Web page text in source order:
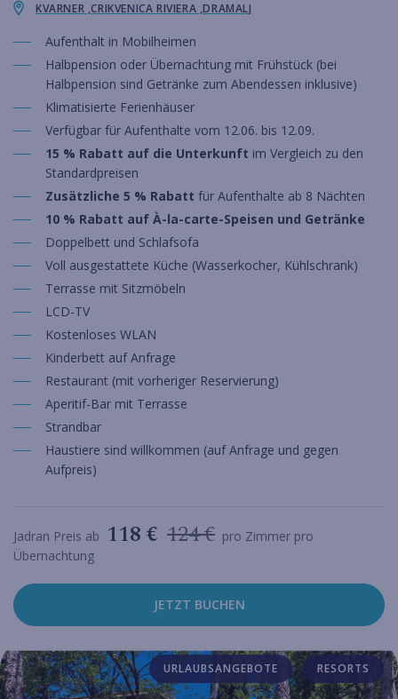
KVARNER ,CRIKVENICA RIVIERA ,DRAMALJ
Aufenthalt in Mobilheimen
Halbpension oder Übernachtung mit Frühstück (bei
Halbpension sind Getränke zum Abendessen inklusive)
Klimatisierte Ferienhäuser
Verfügbar für Aufenthalte vom 12.06. bis 12.09.
15 % Rabatt auf die Unterkunft im Vergleich zu den
Standardpreisen
Zusätzliche 5 % Rabatt für Aufenthalte ab 8 Nächten
10 % Rabatt auf À-la-carte-Speisen und Getränke
Doppelbett und Schlafsofa
Voll ausgestattete Küche (Wasserkocher, Kühlschrank)
Terrasse mit Sitzmöbeln
LCD-TV
Kostenloses WLAN
Kinderbett auf Anfrage
Restaurant (mit vorheriger Reservierung)
Aperitif-Bar mit Terrasse
Strandbar
Haustiere sind willkommen (auf Anfrage und gegen
Aufpreis)
Jadran Preis ab 118 € 124 € pro Zimmer pro
Übernachtung
JETZT BUCHEN
URLAUBSANGEBOTE RESORTS